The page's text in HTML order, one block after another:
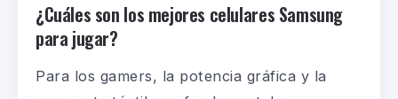
¿Cuáles son los mejores celulares Samsung
para jugar?
Para los gamers, la potencia gráfica y la